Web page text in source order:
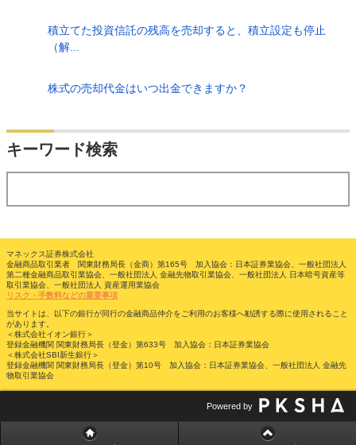
積立てた投資信託の残高を売却すると、積立設定も停止
（解...
株式の売却代金はいつ出金できますか？
キーワード検索
マネックス証券株式会社
金融商品取引業者 関東財務局長（金商）第165号 加入協会：日本証券業協会、一般社団法人
第二種金融商品取引業協会、一般社団法人 金融先物取引業協会、一般社団法人 日本暗号資産等
取引業協会、一般社団法人 資産運用業協会
リスク・手数料などの重要事項
当サイトは、以下の銀行が同行の金融商品仲介をご利用のお客様へ勧誘する際に使用されること
があります。
＜株式会社イオン銀行＞
登録金融機関 関東財務局長（登金）第633号 加入協会：日本証券業協会
＜株式会社SBI新生銀行＞
登録金融機関 関東財務局長（登金）第10号 加入協会：日本証券業協会、一般社団法人 金融先
物取引業協会
Powered by